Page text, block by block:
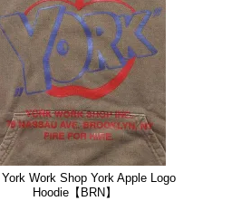
York Work Shop York Apple Logo
Hoodie【BRN】